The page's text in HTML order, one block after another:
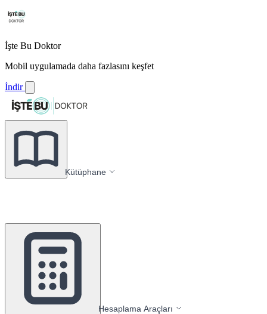
İşte Bu Doktor
Mobil uygulamada daha fazlasını keşfet
İndir
Kütüphane
Hesaplama Araçları